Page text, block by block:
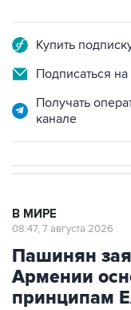
Купить
Подписаться
Получать
канале
В МИРЕ
08:47, 7 августа 2026
Пашинян
Армении
принципам